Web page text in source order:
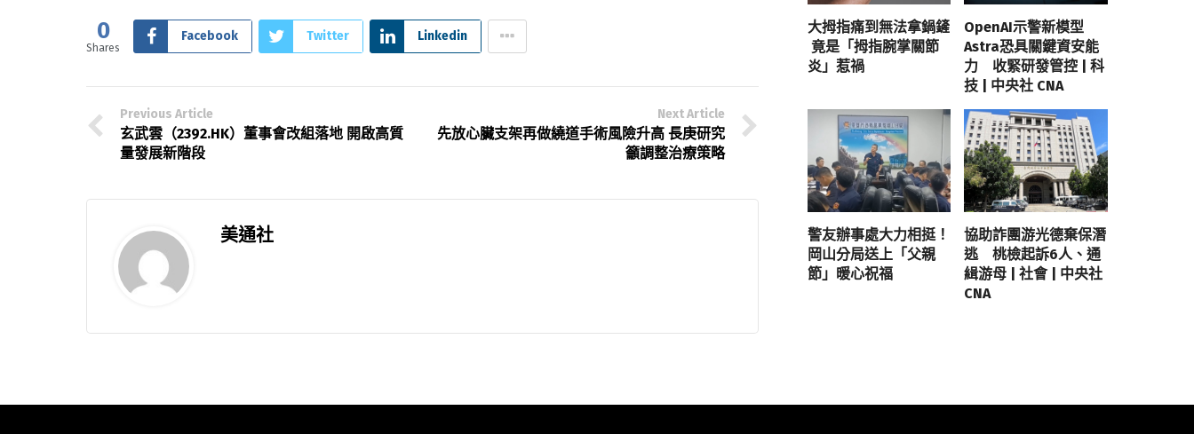
0
Shares
Facebook Twitter Linkedin
Previous Article
玄武雲（2392.HK）董事會改組落地 開啟高質
量發展新階段
Next Article
先放心臟支架再做繞道手術風險升高 長庚研究
籲調整治療策略
美通社
大拇指痛到無法拿鍋鏟
竟是「拇指腕掌關節
炎」惹禍
OpenAI示警新模型
Astra恐具關鍵資安能
力 收緊研發管控 | 科
技 | 中央社 CNA
警友辦事處大力相挺！
岡山分局送上「父親
節」暖心祝福
協助詐團游光德棄保潛
逃 桃檢起訴6人、通
緝游母 | 社會 | 中央社
CNA